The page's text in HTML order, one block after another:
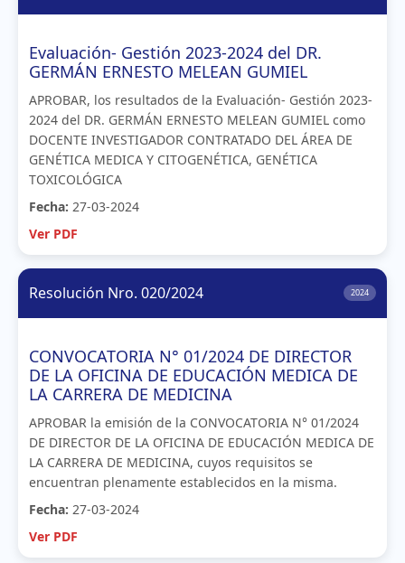
Evaluación- Gestión 2023-2024 del DR.
GERMÁN ERNESTO MELEAN GUMIEL
APROBAR, los resultados de la Evaluación- Gestión 2023-
2024 del DR. GERMÁN ERNESTO MELEAN GUMIEL como
DOCENTE INVESTIGADOR CONTRATADO DEL ÁREA DE
GENÉTICA MEDICA Y CITOGENÉTICA, GENÉTICA
TOXICOLÓGICA
Fecha: 27-03-2024
Ver PDF
Resolución Nro. 020/2024 2024
CONVOCATORIA N° 01/2024 DE DIRECTOR
DE LA OFICINA DE EDUCACIÓN MEDICA DE
LA CARRERA DE MEDICINA
APROBAR la emisión de la CONVOCATORIA N° 01/2024
DE DIRECTOR DE LA OFICINA DE EDUCACIÓN MEDICA DE
LA CARRERA DE MEDICINA, cuyos requisitos se
encuentran plenamente establecidos en la misma.
Fecha: 27-03-2024
Ver PDF